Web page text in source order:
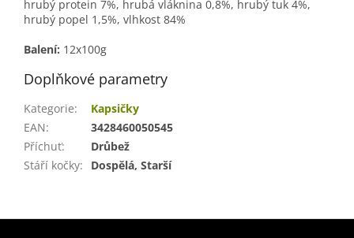
hrubý protein 7%, hrubá vláknina 0,8%, hrubý tuk 4%,
hrubý popel 1,5%, vlhkost 84%
Balení: 12x100g
Doplňkové parametry
Kategorie:
Kapsičky
EAN:
3428460050545
Příchuť:
Drůbež
Stáří kočky: Dospělá, Starší
Z